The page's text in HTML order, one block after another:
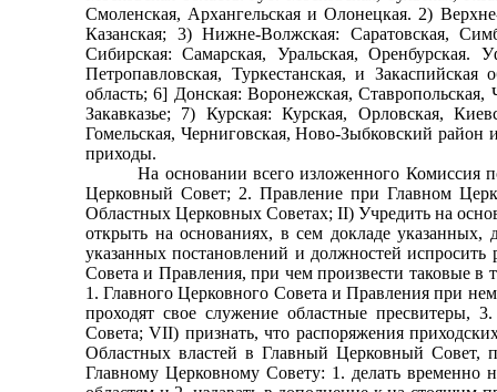
Смоленская, Архангельская и Олонецкая. 2)
Ка­занская; 3) Нижне-Волжская: Саратовская,
Сибирская: Самарская, Уральская, Оренбурская.
Петро­павловская, Туркестанская, и
область; 6] Донская: Воронежская,
Закавка­зье; 7) Курская: Курская, Орловская,
Гомельская, Черниговская, Ново-Зыбковский
приходы.
На основании всего изложенного Комиссия
Церковный Совет; 2. Правление при Главном
Областных Церковных Советах; II) Учредить на
открыть на основаниях, в сем докладе
указанных постановлений и должностей
Совета и Правления, при чем произвести таковые в
1. Главного Церковного Совета и Правления при
проходят свое служение областные пресвитеры,
Совета;VII) признать, что распоряжения
Областных властей в Главный Церковный Совет,
Главному Церковному Совету: 1. делать временно